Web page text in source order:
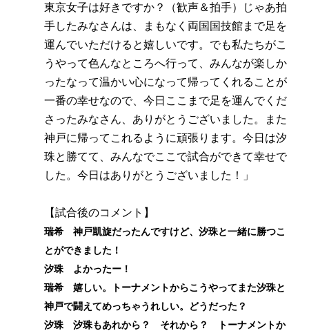
東京女子は好きですか？（歓声＆拍手）じゃあ拍
手したみなさんは、まもなく両国国技館まで足を
運んでいただけると嬉しいです。でも私たちがこ
うやって色んなところへ行って、みんなが楽しか
ったなって温かい心になって帰ってくれることが
一番の幸せなので、今日ここまで足を運んでくだ
さったみなさん、ありがとうございました。また
神戸に帰ってこれるように頑張ります。今日は汐
珠と勝てて、みんなでここで試合ができて幸せで
した。今日はありがとうございました！」
【試合後のコメント】
瑞希 神戸凱旋だったんですけど、汐珠と一緒に勝つこ
とができました！
汐珠 よかったー！
瑞希 嬉しい。トーナメントからこうやってまた汐珠と
神戸で闘えてめっちゃうれしい。どうだった？
汐珠 汐珠もあれから？ それから？ トーナメントか